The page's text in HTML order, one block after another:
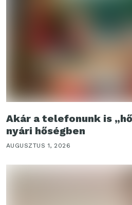
Akár a telefonunk is
nyári hőségben
AUGUSZTUS 1, 2026